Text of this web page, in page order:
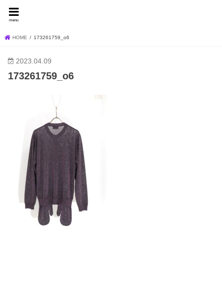
menu
HOME 173261759_o6
2023.04.09
173261759_o6